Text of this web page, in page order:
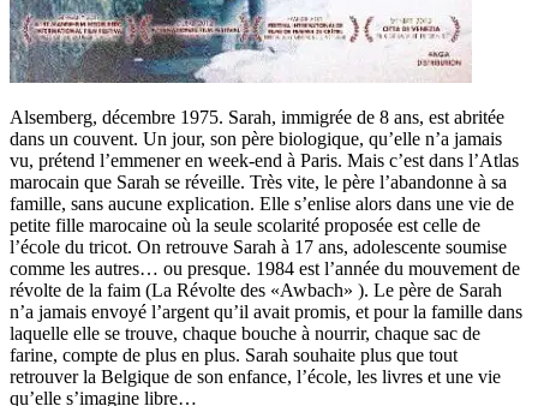
Alsemberg, décembre 1975. Sarah, immigrée de 8 ans, est abritée
dans un couvent. Un jour, son père biologique, qu’elle n’a jamais
vu, prétend l’emmener en week-end à Paris. Mais c’est dans l’Atlas
marocain que Sarah se réveille. Très vite, le père l’abandonne à sa
famille, sans aucune explication. Elle s’enlise alors dans une vie de
petite fille marocaine où la seule scolarité proposée est celle de
l’école du tricot. On retrouve Sarah à 17 ans, adolescente soumise
comme les autres… ou presque. 1984 est l’année du mouvement de
révolte de la faim (La Révolte des «Awbach» ). Le père de Sarah
n’a jamais envoyé l’argent qu’il avait promis, et pour la famille dans
laquelle elle se trouve, chaque bouche à nourrir, chaque sac de
farine, compte de plus en plus. Sarah souhaite plus que tout
retrouver la Belgique de son enfance, l’école, les livres et une vie
qu’elle s’imagine libre…